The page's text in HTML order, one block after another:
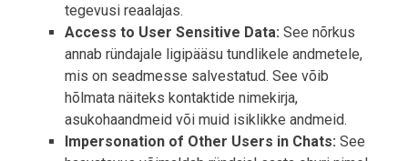
tegevusi reaalajas.
Access to User Sensitive Data: See nõrkus
annab ründajale ligipääsu tundlikele andmetele,
mis on seadmesse salvestatud. See võib
hõlmata näiteks kontaktide nimekirja,
asukohaandmeid või muid isiklikke andmeid.
Impersonation of Other Users in Chats: See